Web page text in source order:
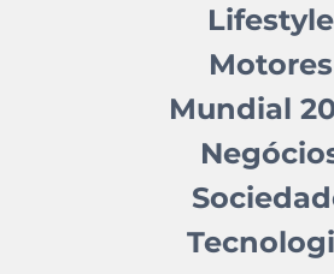
Lifestyle
Motores
Mundial